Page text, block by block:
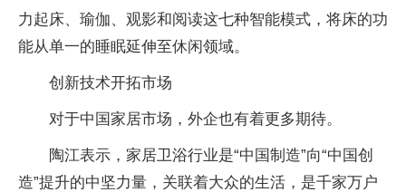
力起床、瑜伽、观影和阅读这七种智能模式，将床的功
能从单一的睡眠延伸至休闲领域。
创新技术开拓市场
对于中国家居市场，外企也有着更多期待。
陶江表示，家居卫浴行业是“中国制造”向“中国创
造”提升的中坚力量，关联着大众的生活，是千家万户